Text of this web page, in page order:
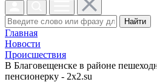
Найти
Главная
Новости
Проиcшествия
В Благовещенске в районе
пенсионерку - 2x2.su